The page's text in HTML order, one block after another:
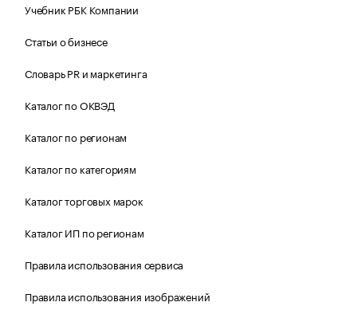
Учебник РБК Компании
Статьи о бизнесе
Словарь PR и маркетинга
Каталог по ОКВЭД
Каталог по регионам
Каталог по категориям
Каталог торговых марок
Каталог ИП по регионам
Правила использования сервиса
Правила использования изображений